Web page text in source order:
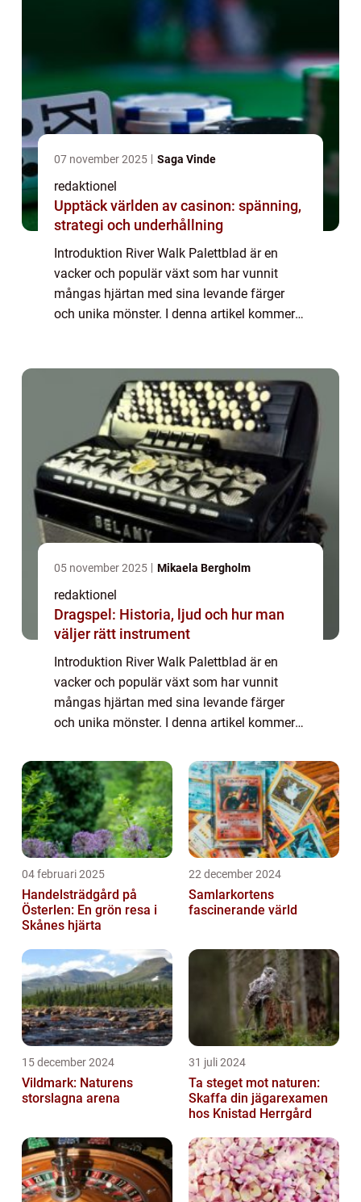
07 november 2025 Saga Vinde
redaktionel
Upptäck världen av casinon: spänning,
strategi och underhållning
Introduktion River Walk Palettblad är en
vacker och populär växt som har vunnit
mångas hjärtan med sina levande färger
och unika mönster. I denna artikel kommer
05 november 2025 Mikaela Bergholm
redaktionel
Dragspel: Historia, ljud och hur man
väljer rätt instrument
Introduktion River Walk Palettblad är en
vacker och populär växt som har vunnit
mångas hjärtan med sina levande färger
och unika mönster. I denna artikel kommer
avslöja allt du behöver veta för att skapa en
imp...
04 februari 2025
Handelsträdgård på
Österlen: En grön resa i
Skånes hjärta
22 december 2024
Samlarkortens
fascinerande värld
15 december 2024
Vildmark: Naturens
storslagna arena
31 juli 2024
Ta steget mot naturen:
Skaffa din jägarexamen
hos Knistad Herrgård